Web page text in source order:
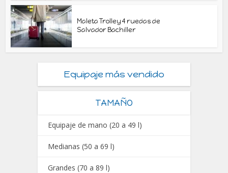
Maleta Trolley 4 ruedas de
Salvador Bachiller
Equipaje más vendido
TAMAÑO
Equipaje de mano (20 a 49 l)
Medianas (50 a 69 l)
Grandes (70 a 89 l)